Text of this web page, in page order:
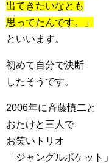
出てきたいなとも
思ってたんです。」
といいます。
初めて自分で決断
したそうです。
2006年に斉藤慎二と
おたけと三人で
お笑いトリオ
「ジャングルポケット」